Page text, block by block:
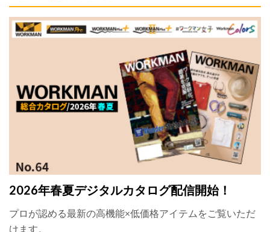
2026年春夏デジタルカタログ配信開始！
プロが認める最新の高機能×低価格アイテムをご覧いただ
けます。